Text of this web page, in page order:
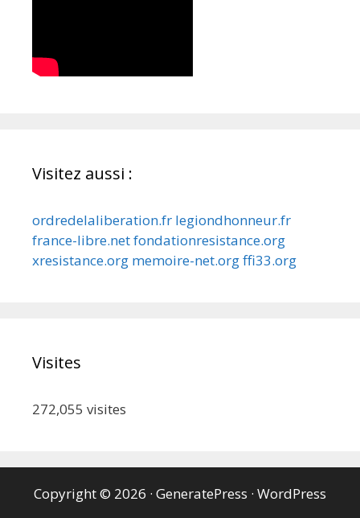
Visitez aussi :
ordredelaliberation.fr legiondhonneur.fr
france-libre.netfondationresistance.org
xresistance.org memoire-net.orgffi33.org
Visites
272,055 visites
Copyright © 2026 · GeneratePress · WordPress